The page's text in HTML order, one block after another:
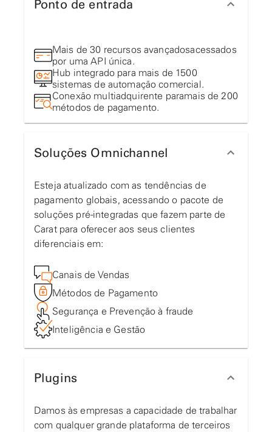
Ponto de entrada
Mais de 30 recursos avançadosacessados
por uma API única.
Hub integrado para mais de 1500
sistemas de automação comercial.
Conexão multiadquirente paramais de 200
métodos de pagamento.
Soluções Omnichannel
Esteja atualizado com as tendências de
pagamento globais, acessando o pacote de
soluções pré-integradas que fazem parte de
Carat para oferecer aos seus clientes
diferenciais em:
Canais de Vendas
Métodos de Pagamento
Segurança e Prevenção à fraude
Inteligência e Gestão
Plugins
Damos às empresas a capacidade de trabalhar
com qualquer grande plataforma de terceiros